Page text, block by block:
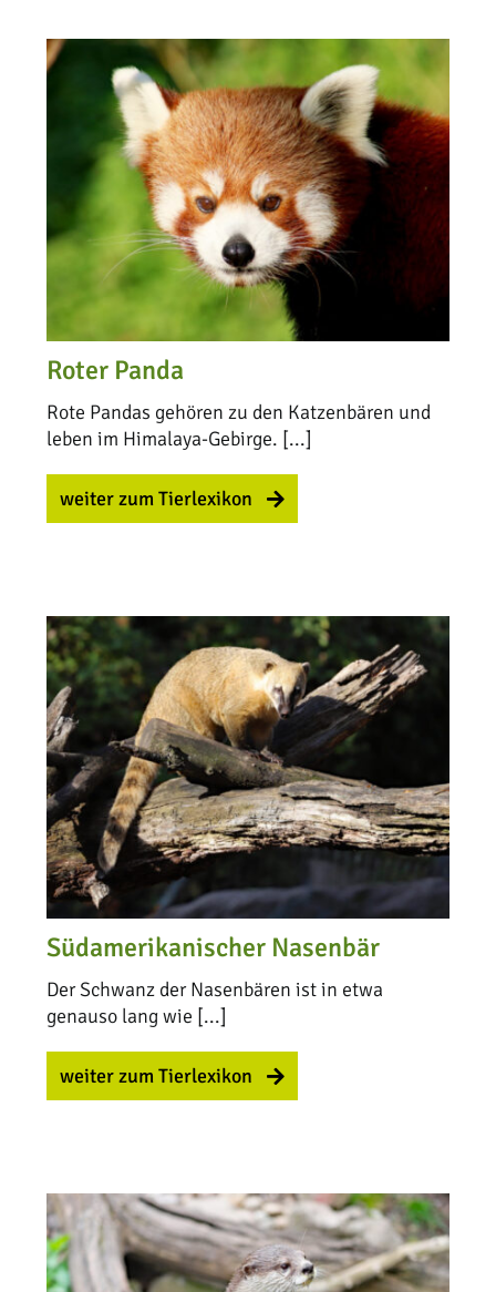
Roter Panda
Rote Pandas gehören zu den Katzenbären und
leben im Himalaya-Gebirge. [...]
weiter zum Tierlexikon
Südamerikanischer Nasenbär
Der Schwanz der Nasenbären ist in etwa
genauso lang wie [...]
weiter zum Tierlexikon